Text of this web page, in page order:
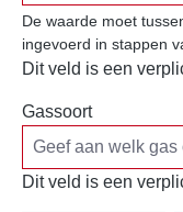
De waarde moet
ingevoerd in stappen
Dit veld is een
Gassoort
Dit veld is een